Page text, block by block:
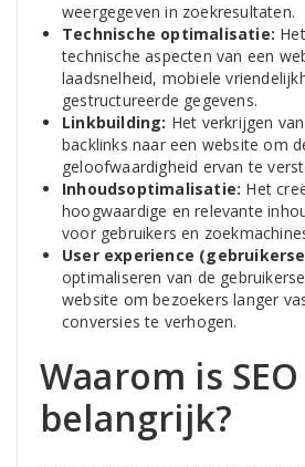
weergegeven in zoekresultaten.
Technische optimalisatie:
technische aspecten van een
laadsnelheid, mobiele
gestructureerde gegevens.
Linkbuilding: Het verkrijgen
backlinks naar een website om
geloofwaardigheid ervan te
Inhoudsoptimalisatie: Het
hoogwaardige en relevante
voor gebruikers en
User experience
optimaliseren van de
website om bezoekers langer
conversies te verhogen.
Waarom is SEO
belangrijk?